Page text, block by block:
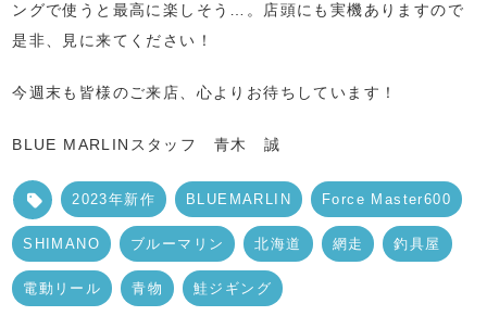
ングで使うと最高に楽しそう…。店頭にも実機ありますので
是非、見に来てください！
今週末も皆様のご来店、心よりお待ちしています！
BLUE MARLINスタッフ 青木 誠
2023年新作 BLUEMARLIN Force Master600
SHIMANO ブルーマリン 北海道 網走 釣具屋
電動リール 青物 鮭ジギング